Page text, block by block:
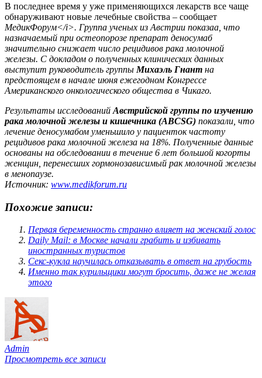
В последнее время у уже применяющихся лекарств все чаще
обнаруживают новые лечебные свойства – сообщает
МедикФорум</i>. Группа ученых из Австрии показаа, что
назначаемый при остеопорозе препарат деносумаб
значительно снижает число рецидивов рака молочной
железы. С докладом о полученных клинических данных
выступит руководитель группы Михаэль Гнант на
предстоящем в начале июня ежегодном Конгрессе
Американского онкологического общества в Чикаго.
Результаты исследований Австрийской группы по изучению
рака молочной железы и кишечника (ABCSG) показали, что
лечение деносумабом уменьшило у пациенток частоту
рецидивов рака молочной железа на 18%. Полученные данные
основаны на обследовании в течение 6 лет большой когорты
женщин, перенесших гормонозависимый рак молочной железы
в менопаузе.
Источник: www.medikforum.ru
Похожие записи:
Первая беременность странно влияет на женский голос
Daily Mail: в Москве начали грабить и избивать
иностранных туристов
Секс-кукла научилась отказывать в ответ на грубость
Именно так курильщики могут бросить, даже не желая
этого
Admin
Просмотреть все записи